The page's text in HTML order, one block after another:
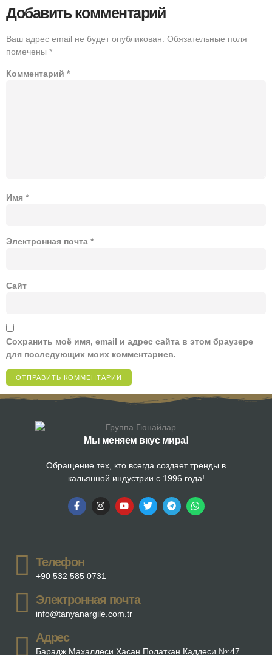
Добавить комментарий
Ваш адрес email не будет опубликован. Обязательные поля
помечены *
Комментарий *
Имя *
Электронная почта *
Сайт
Сохранить моё имя, email и адрес сайта в этом браузере
для последующих моих комментариев.
Мы меняем вкус мира!
Обращение тех, кто всегда создает тренды в
кальянной индустрии с 1996 года!
Телефон
+90 532 585 0731
Электронная почта
info@tanyanargile.com.tr
Адрес
Барадж Махаллеси Хасан Полаткан Каддеси №:47